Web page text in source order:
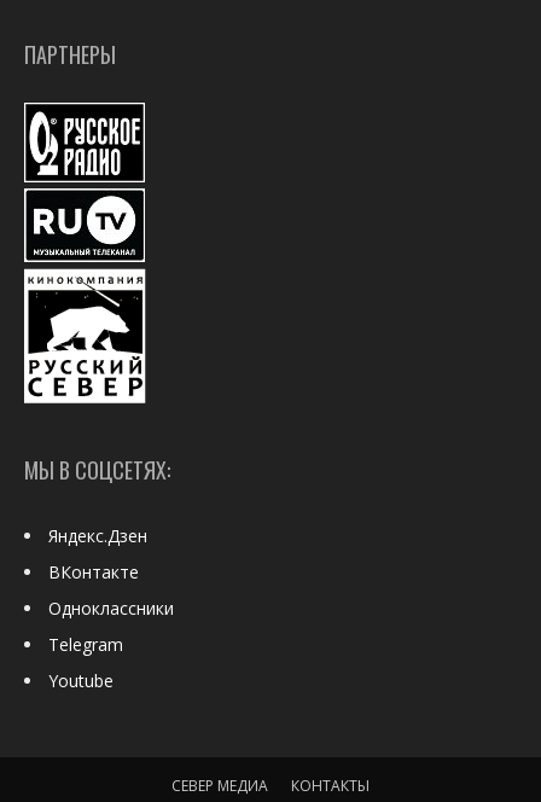
ПАРТНЕРЫ
МЫ В СОЦСЕТЯХ:
Яндекс.Дзен
ВКонтакте
Одноклассники
Telegram
Youtube
СЕВЕР МЕДИА КОНТАКТЫ